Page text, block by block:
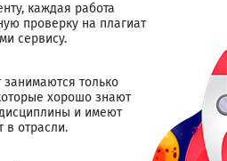
каждая работа
проверку на плагиат
сервису.
только
хорошо знают
и имеют
в отрасли.